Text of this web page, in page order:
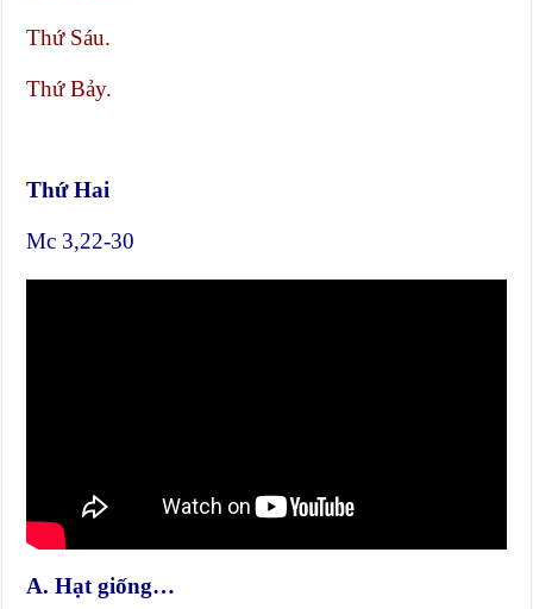
Thứ Sáu.
Thứ Bảy.
Thứ Hai
Mc 3,22-30
A. Hạt giống…